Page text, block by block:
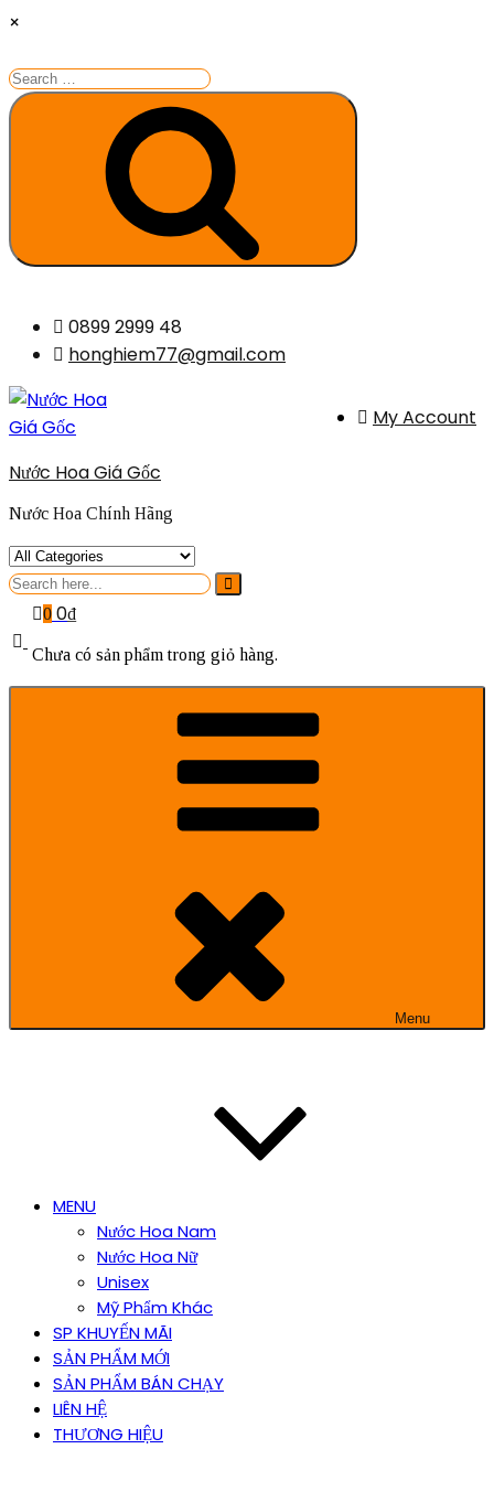
×
Search
for:
Search
Skip
content
0899 2999 48
honghiem77@gmail.com
My Account
Nước Hoa Giá Gốc
Nước Hoa Chính Hãng
Search
0 0₫
Chưa có sản phẩm trong giỏ hàng.
Menu
MENU
Nước Hoa Nam
Nước Hoa Nữ
Unisex
Mỹ Phẩm Khác
SP KHUYẾN MÃI
SẢN PHẨM MỚI
SẢN PHẨM BÁN CHẠY
LIÊN HỆ
THƯƠNG HIỆU